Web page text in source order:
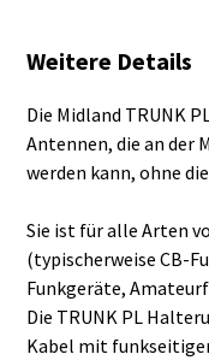
Weitere Details
Die Midland TRUNK
Antennen, die an der
werden kann, ohne
Sie ist für alle Arten
(typischerweise CB-
Funkgeräte,
Die TRUNK PL
Kabel mit